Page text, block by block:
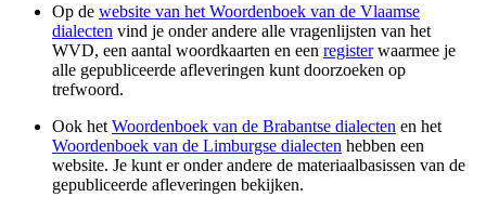
Op de website van het Woordenboek van de Vlaamse
dialecten vind je onder andere alle vragenlijsten van het
WVD, een aantal woordkaarten en een registerwaarmee je
alle gepubliceerde afleveringen kunt doorzoeken op
trefwoord.
Ook het Woordenboek van de Brabantse dialecten en het
Woordenboek van de Limburgse dialecten hebben een
website. Je kunt er onder andere de materiaalbasissen van de
gepubliceerde afleveringen bekijken.